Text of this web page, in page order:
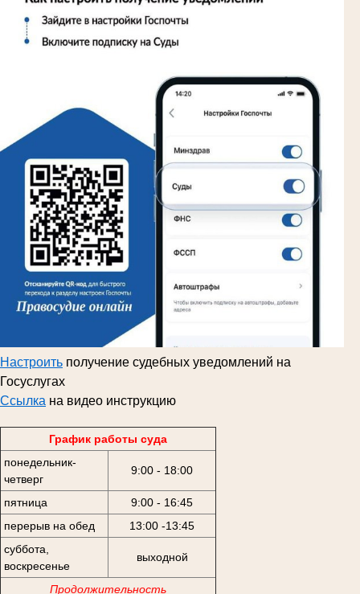
Настроить получение судебных уведомлений на
Госуслугах
Ссылка на видео инструкцию
График работы суда
понедельник-
четверг
9:00 - 18:00
пятница
9:00 - 16:45
перерыв на обед
13:00 -13:45
суббота,
воскресенье
выходной
Продолжительность